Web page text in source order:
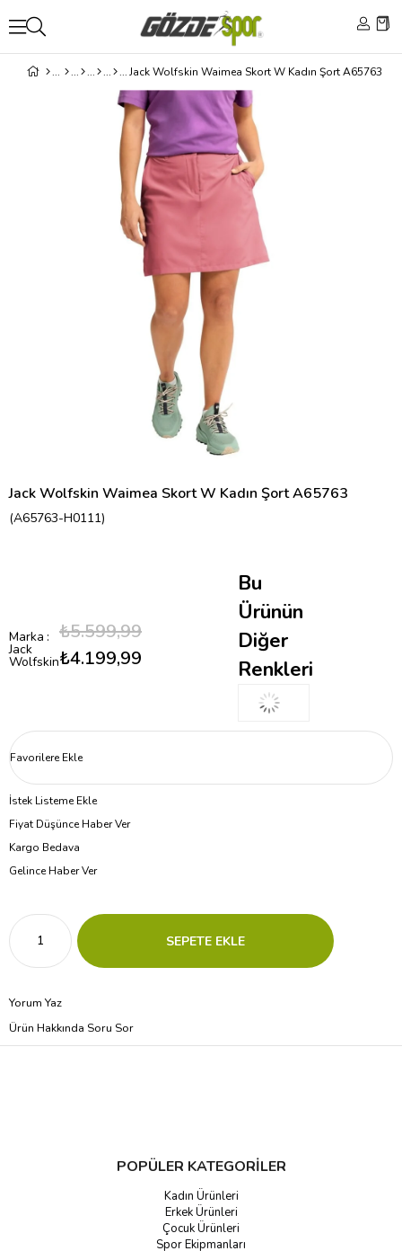
Jack Wolfskin Waimea Skort W Kadın Şort A65763
Jack Wolfskin Waimea Skort W Kadın Şort A65763
(A65763-H0111)
Marka :
Jack
Wolfskin
₺5.599,99
₺4.199,99
Bu
Ürünün
Diğer
Renkleri
Favorilere Ekle
İstek Listeme Ekle
Fiyat Düşünce Haber Ver
Kargo Bedava
Gelince Haber Ver
Yorum Yaz
Ürün Hakkında Soru Sor
POPÜLER KATEGORİLER
Kadın Ürünleri
Erkek Ürünleri
Çocuk Ürünleri
Spor Ekipmanları